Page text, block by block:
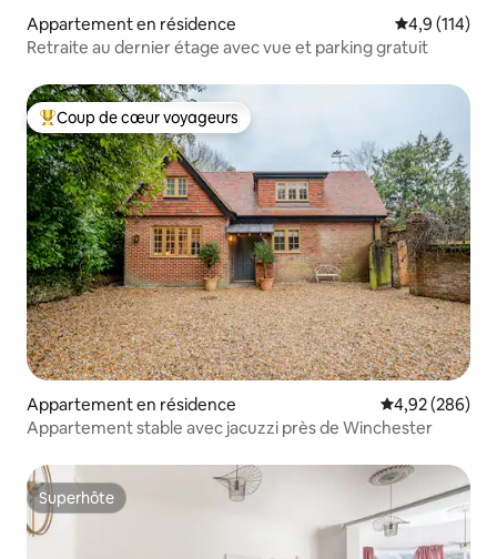
Appartement en résidence Évaluation
4,9 (114)
Retraite au dernier étage avec vue et parking gratuit
Coups de cœur voyageurs les plus appréciés
Coup de cœur voyageurs
Appartement en résidence Évaluation
4,92 (286)
Appartement stable avec jacuzzi près de Winchester
Superhôte
Superhôte